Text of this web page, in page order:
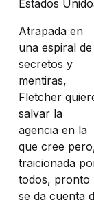
Estados
Atrapada en
una espiral de
secretos y
mentiras,
Fletcher
salvar la
agencia en la
que cree
traicionada
todos, pronto
se da cuenta